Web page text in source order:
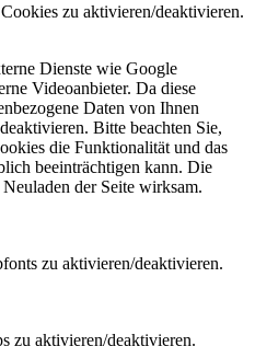
zu aktivieren/deaktivieren.
Dienste wie Google
Videoanbieter. Da diese
Daten von Ihnen
Bitte beachten Sie,
die Funktionalität und das
beeinträchtigen kann. Die
der Seite wirksam.
zu aktivieren/deaktivieren.
zu aktivieren/deaktivieren.